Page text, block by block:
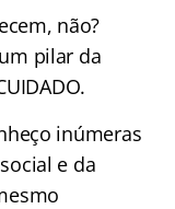
não?
pilar da
inúmeras
e da